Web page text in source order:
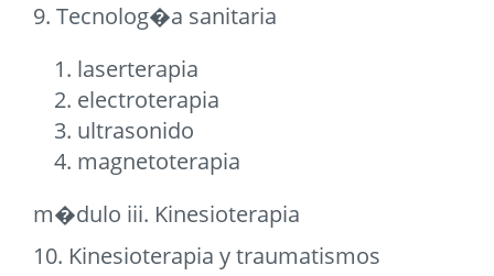
9. Tecnolog�a sanitaria
laserterapia
electroterapia
ultrasonido
magnetoterapia
m�dulo iii. Kinesioterapia
10. Kinesioterapia y traumatismos